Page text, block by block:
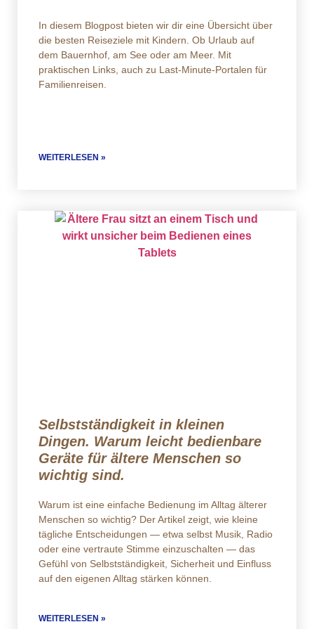
In diesem Blogpost bieten wir dir eine Übersicht über
die besten Reiseziele mit Kindern. Ob Urlaub auf
dem Bauernhof, am See oder am Meer. Mit
praktischen Links, auch zu Last-Minute-Portalen für
Familienreisen.
WEITERLESEN »
Selbstständigkeit in kleinen
Dingen. Warum leicht bedienbare
Geräte für ältere Menschen so
wichtig sind.
Warum ist eine einfache Bedienung im Alltag älterer
Menschen so wichtig? Der Artikel zeigt, wie kleine
tägliche Entscheidungen — etwa selbst Musik, Radio
oder eine vertraute Stimme einzuschalten — das
Gefühl von Selbstständigkeit, Sicherheit und Einfluss
auf den eigenen Alltag stärken können.
WEITERLESEN »